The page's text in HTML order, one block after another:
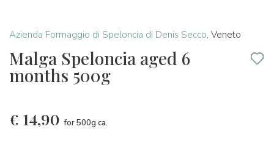
Azienda Formaggio di Speloncia di Denis Secco, Veneto
Malga Speloncia aged 6
months 500g
€ 14,90 for 500g ca.